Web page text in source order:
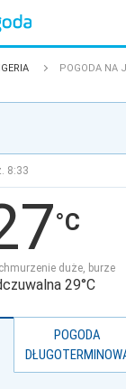
POGODA NA
8:33
duże, burze
29°C
POGODA